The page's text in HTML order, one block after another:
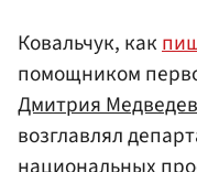
Ковальчук, как
помощником
Дмитрия
возглавлял